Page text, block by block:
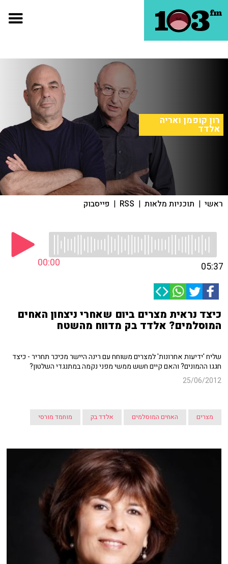
רון קופמן ואריה
אלדד
ראשי | תוכניות מלאות |
RSS
| פייסבוק
00:00 05:37
כיצד נראית מצרים ביום שאחרי ניצחון האחים
המוסלמים? אלדד בק מדווח מהשטח
שליח 'ידיעות אחרונות' למצרים משוחח עם רינה היישר מכיכר תחריר - כיצד
חגגו ההמונים? והאם קיים חשש ממשי מפני נקמה במתנגדי השלטון?
25/06/2012
מצרים האחים המוסלמים אלדד בק מוחמד מורסי